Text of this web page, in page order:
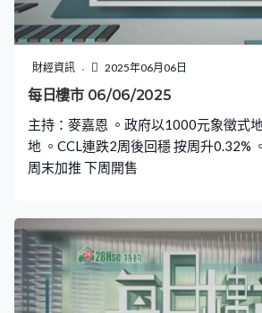
財經資訊 2025年06月06日
每日樓市 06/06/2025
主持：麥嘉恩 。政府以1000元象徵式
地 。CCL連跌2周後回穩 按周升0.32%
周末加推 下周開售